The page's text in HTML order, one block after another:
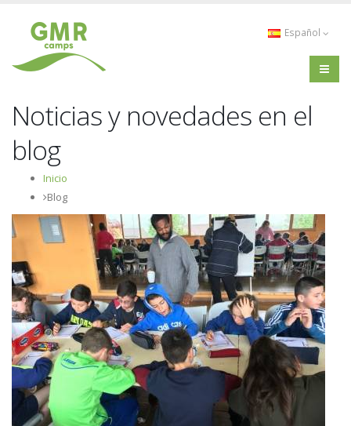
Español
Noticias y novedades en el
blog
Inicio
Blog